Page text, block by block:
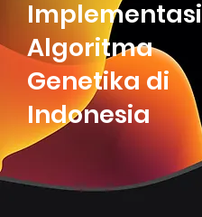
Implementasi
Algoritma
Genetika di
Indonesia